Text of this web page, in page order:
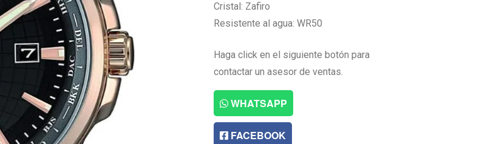
Cristal: Zafiro
Resistente al agua: WR50
Haga click en el siguiente botón para
contactar un asesor de ventas.
WHATSAPP
FACEBOOK